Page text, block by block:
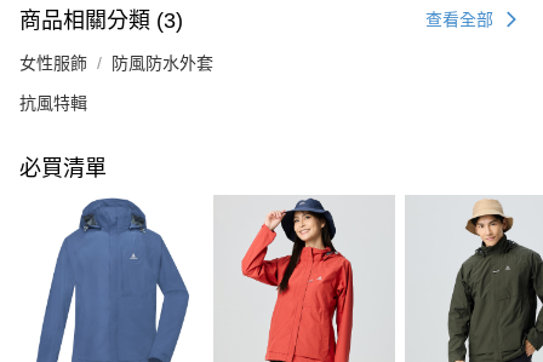
商品相關分類 (3) 查看全部
女性服飾 防風防水外套
抗風特輯
必買清單